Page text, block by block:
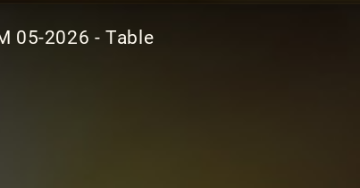
05-2026 - Table